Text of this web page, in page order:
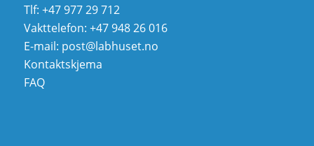
Tlf: +47 977 29 712
Vakttelefon: +47 948 26 016
E-mail: post@labhuset.no
Kontaktskjema
FAQ